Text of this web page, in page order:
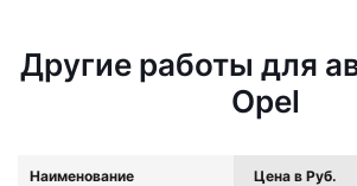
Другие работы для
Opel
Наименование Цена в Руб.